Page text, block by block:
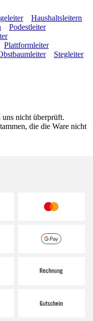
Haushaltsleitern
Podestleiter
Plattformleiter
Stegleiter
nicht überprüft.
die die Ware nicht